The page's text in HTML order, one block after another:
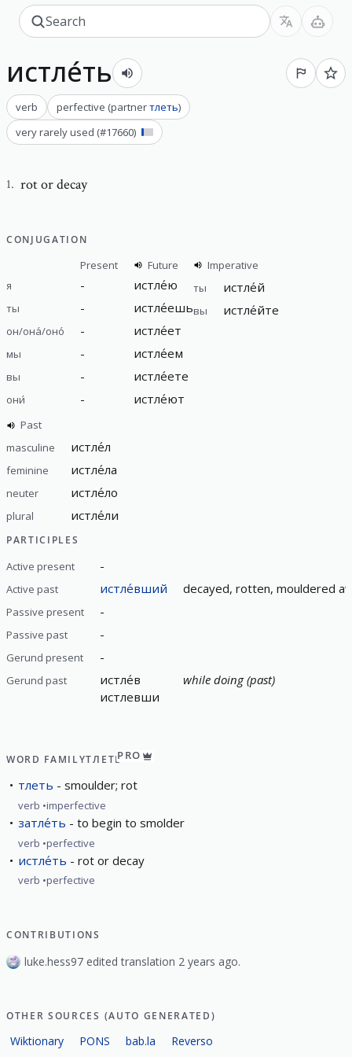
истле́ть
verb perfective (partnerтлеть)
very rarely used (#17660)
1. rot or decay
CONJUGATION
Present
Future
я
- истле́ю
ты - истле́ешь
он/она́/оно́ - истле́ет
мы - истле́ем
вы - истле́ете
они́ - истле́ют
Imperative
ты
истле́й
вы истле́йте
Past
masculine
истле́л
feminine истле́ла
neuter истле́ло
plural истле́ли
PARTICIPLES
Active present -
Active past истле́вший decayed, rotten, mouldered
Passive present -
Passive past -
Gerund present -
Gerund past
истле́в
истлевши
while doing (past)
WORD FAMILYТЛЕТЬPRO
тлеть smoulder; rot
verb imperfective
затле́ть to begin to smolder
verb perfective
истле́ть rot or decay
verb perfective
CONTRIBUTIONS
luke.hess97 edited translation 2 years ago.
OTHER SOURCES (AUTO GENERATED)
Wiktionary PONS bab.la Reverso